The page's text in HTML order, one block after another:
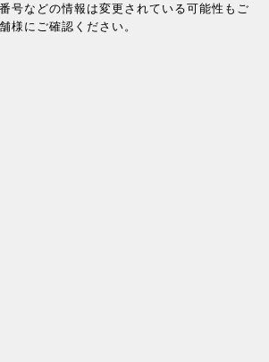
号などの情報は変更されている可能性もご
様にご確認ください。